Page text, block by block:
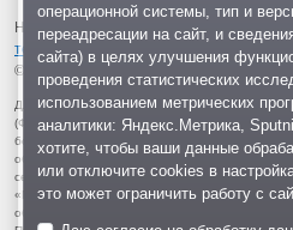
На информационном ресурсе
технологии
© 2013-2026 «ОИНФО»,
сделано в
Для читателей: В России признаны
(Фонд борьбы с коррупцией, признан
большевистская партия», «Свидетели
общенациональный союз», «Движение
сектор», УНА-УНСО, УПА, «Тризуб им. Степана
«Меджлис крымскотатарского народа»,
общероссийская политическая партия
операционной системы, тип и
переадресации на сайт, и
сайта) в целях улучшения
проведения статистических
использованием метрических
аналитики: Яндекс.Метрика,
хотите, чтобы ваши данные
или отключите cookies в
это может ограничить работу с